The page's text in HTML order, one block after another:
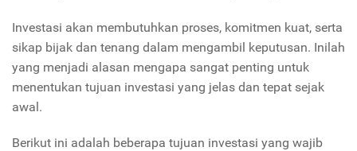
Investasi akan membutuhkan proses, komitmen kuat, serta
sikap bijak dan tenang dalam mengambil keputusan. Inilah
yang menjadi alasan mengapa sangat penting untuk
menentukan tujuan investasi yang jelas dan tepat sejak
awal.
Berikut ini adalah beberapa tujuan investasi yang wajib